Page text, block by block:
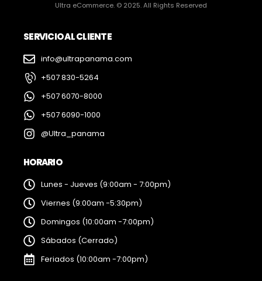
Ultra eCommerce. © 2025. All Rights Reserved
SERVICIO AL CLIENTE
info@ultrapanama.com
+507 830-5264
+507 6070-8000
+507 6090-1000
@Ultra_panama
HORARIO
Lunes - Jueves (9:00am - 7:00pm)
Viernes (9:00am -5:30pm)
Domingos (10:00am -7:00pm)
Sábados (Cerrado)
Feriados (10:00am -7:00pm)